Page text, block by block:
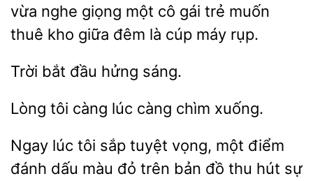
vừa nghe giọng một cô gái trẻ muốn
thuê kho giữa đêm là cúp máy rụp.
Trời đầu
Lòng tôi lúc chìm
Ngay lúc tôi sắp tuyệt vọng, một điểm
đánh
màu đỏ trên bản
thu hút sự